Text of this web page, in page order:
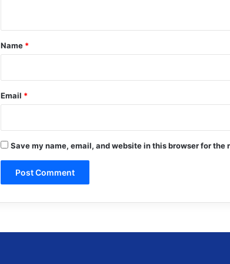
*
Name *
Email *
Save my name, email, and website in this browser for the